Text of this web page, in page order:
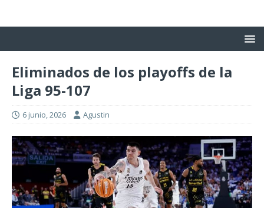
Eliminados de los playoffs de la
Liga 95-107
6 junio, 2026 Agustin